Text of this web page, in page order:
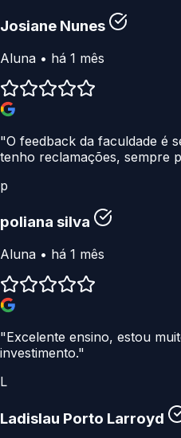
Josiane Nunes
Aluna • há 1 mês
"O feedback da faculdade é
tenho reclamações, sempre
p
poliana silva
Aluna • há 1 mês
"Excelente ensino, estou
investimento."
L
Ladislau Porto Larroyd